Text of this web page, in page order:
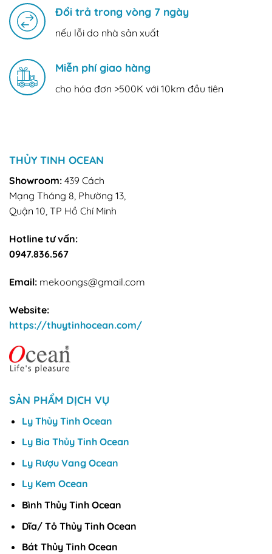
Đổi trả trong vòng 7 ngày
nếu lỗi do nhà sản xuất
Miễn phí giao hàng
cho hóa đơn >500K với 10km đầu tiên
THỦY TINH OCEAN
Showroom: 439 Cách
Mạng Tháng 8, Phường 13,
Quận 10, TP Hồ Chí Minh
Hotline tư vấn:
0947.836.567
Email: mekoongs@gmail.com
Website:
https://thuytinhocean.com/
SẢN PHẨM DỊCH VỤ
Ly Thủy Tinh Ocean
Ly Bia Thủy Tinh Ocean
Ly Rượu Vang Ocean
Ly Kem Ocean
Bình Thủy Tinh Ocean
Dĩa/ Tô Thủy Tinh Ocean
Bát Thủy Tinh Ocean